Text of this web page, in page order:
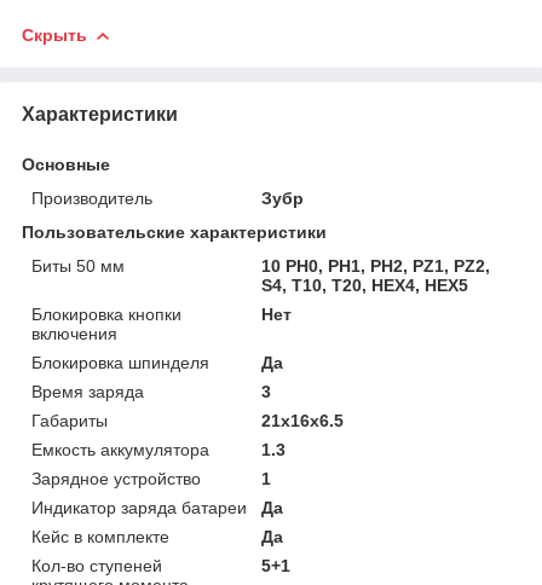
Скрыть
Характеристики
Основные
Производитель
Зубр
Пользовательские характеристики
Биты 50 мм
10 PH0, PH1, PH2, PZ1, PZ2,
S4, T10, T20, HEX4, HEX5
Блокировка кнопки
включения
Нет
Блокировка шпинделя
Да
Время заряда
3
Габариты
21x16x6.5
Емкость аккумулятора
1.3
Зарядное устройство
1
Индикатор заряда батареи
Да
Кейс в комплекте
Да
Кол-во ступеней
5+1